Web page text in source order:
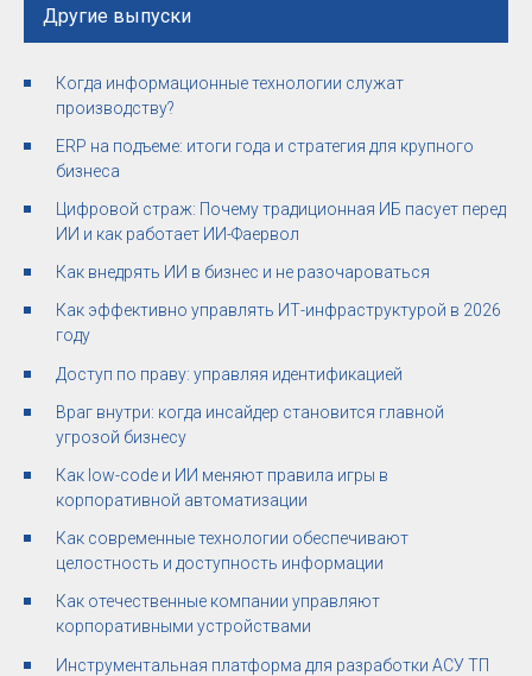
Другие выпуски
Когда информационные технологии служат
производству?
ERP на подъеме: итоги года и стратегия для крупного
бизнеса
Цифровой страж: Почему традиционная ИБ пасует перед
ИИ и как работает ИИ-Фаервол
Как внедрять ИИ в бизнес и не разочароваться
Как эффективно управлять ИТ-инфраструктурой в 2026
году
Доступ по праву: управляя идентификацией
Враг внутри: когда инсайдер становится главной
угрозой бизнесу
Как low-code и ИИ меняют правила игры в
корпоративной автоматизации
Как современные технологии обеспечивают
целостность и доступность информации
Как отечественные компании управляют
корпоративными устройствами
Инструментальная платформа для разработки АСУ ТП